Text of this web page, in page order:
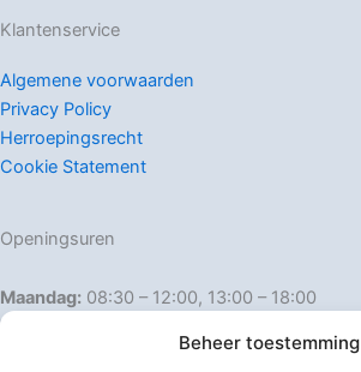
Beheer toestemming
Klantenservice
Algemene voorwaarden
Privacy Policy
Herroepingsrecht
Cookie Statement
Openingsuren
Maandag: 08:30 – 12:00, 13:00 – 18:00
Dinsdag:
08:30 – 12:00, 13:00 – 18:00